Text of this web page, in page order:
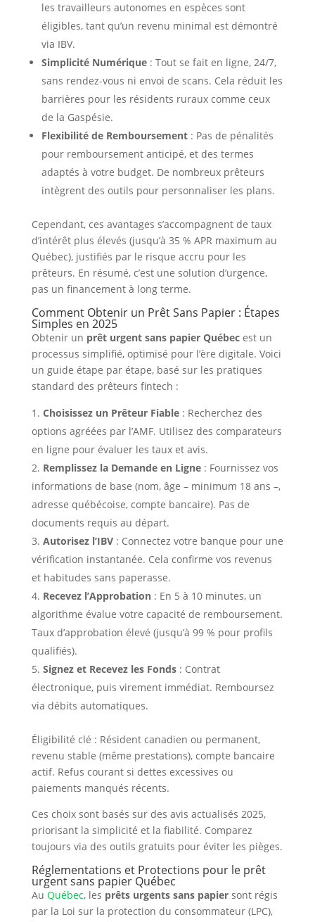
les travailleurs autonomes en espèces sont
éligibles, tant qu’un revenu minimal est démontré
via IBV.
Simplicité Numérique: Tout se fait en ligne, 24/7,
sans rendez-vous ni envoi de scans. Cela réduit les
barrières pour les résidents ruraux comme ceux
de la Gaspésie.
Flexibilité de Remboursement: Pas de pénalités
pour remboursement anticipé, et des termes
adaptés à votre budget. De nombreux prêteurs
intègrent des outils pour personnaliser les plans.
Cependant, ces avantages s’accompagnent de taux
d’intérêt plus élevés (jusqu’à 35 % APR maximum au
Québec), justifiés par le risque accru pour les
prêteurs. En résumé, c’est une solution d’urgence,
pas un financement à long terme.
Comment Obtenir un Prêt Sans Papier : Étapes
Simples en 2025
Obtenir un prêt urgent sans papier Québecest un
processus simplifié, optimisé pour l’ère digitale. Voici
un guide étape par étape, basé sur les pratiques
standard des prêteurs fintech :
Choisissez un Prêteur Fiable: Recherchez des
options agréées par l’AMF. Utilisez des comparateurs
en ligne pour évaluer les taux et avis.
Remplissez la Demande en Ligne: Fournissez vos
informations de base (nom, âge – minimum 18 ans –,
adresse québécoise, compte bancaire). Pas de
documents requis au départ.
Autorisez l’IBV: Connectez votre banque pour une
vérification instantanée. Cela confirme vos revenus
et habitudes sans paperasse.
Recevez l’Approbation: En 5 à 10 minutes, un
algorithme évalue votre capacité de remboursement.
Taux d’approbation élevé (jusqu’à 99 % pour profils
qualifiés).
Signez et Recevez les Fonds: Contrat
électronique, puis virement immédiat. Remboursez
via débits automatiques.
Éligibilité clé : Résident canadien ou permanent,
revenu stable (même prestations), compte bancaire
actif. Refus courant si dettes excessives ou
paiements manqués récents.
Ces choix sont basés sur des avis actualisés 2025,
priorisant la simplicité et la fiabilité. Comparez
toujours via des outils gratuits pour éviter les pièges.
Réglementations et Protections pour le prêt
urgent sans papier Québec
Au Québec, les prêts urgents sans papiersont régis
par la Loi sur la protection du consommateur (LPC),